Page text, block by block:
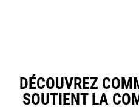
DÉCOUVREZ
SOUTIENT LA